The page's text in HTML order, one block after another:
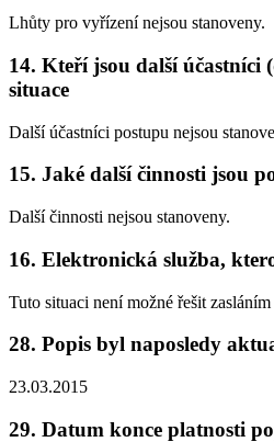
Lhůty pro vyřízení nejsou stanoveny.
14. Kteří jsou další účastníci
situace
Další účastníci postupu nejsou
15. Jaké další činnosti jsou
Další činnosti nejsou stanoveny.
16. Elektronická služba,
Tuto situaci není možné řešit
28. Popis byl naposledy
23.03.2015
29. Datum konce platnosti